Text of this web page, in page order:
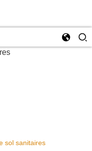
sol sanitaires